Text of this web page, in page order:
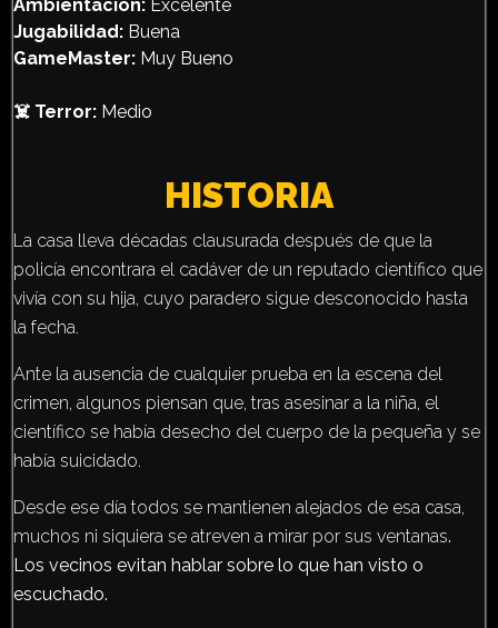
Ambientación: Excelente
Jugabilidad: Buena
GameMaster: Muy Bueno
☠️ Terror: Medio
HISTORIA
La casa lleva décadas clausurada después de que la
policía encontrara el cadáver de un reputado científico que
vivía con su hija, cuyo paradero sigue desconocido hasta
la fecha.
Ante la ausencia de cualquier prueba en la escena del
crimen, algunos piensan que, tras asesinar a la niña, el
científico se había desecho del cuerpo de la pequeña y se
había suicidado.
Desde ese día todos se mantienen alejados de esa casa,
muchos ni siquiera se atreven a mirar por sus ventanas.
Los vecinos evitan hablar sobre lo que han visto o
escuchado.